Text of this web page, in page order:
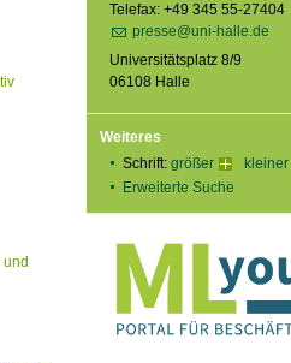
Telefax: +49 345 55-27404
presse@uni-halle.de
Universitätsplatz 8/9
06108 Halle
Weiteres
Schrift: größer
kleiner
Erweiterte Suche